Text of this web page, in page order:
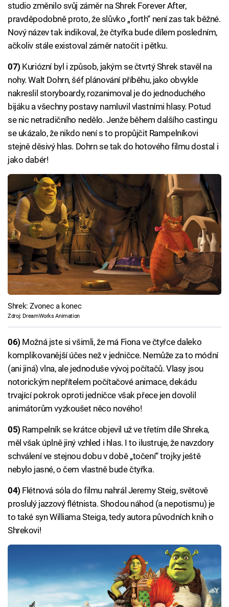
studio změnilo svůj záměr na Shrek Forever After,
pravděpodobně proto, že slůvko „forth“ není zas tak běžné.
Nový název tak indikoval, že čtyřka bude dílem posledním,
ačkoliv stále existoval záměr natočit i pětku.
07) Kuriózní byl i způsob, jakým se čtvrtý Shrek stavěl na
nohy. Walt Dohrn, šéf plánování příběhu, jako obvykle
nakreslil storyboardy, rozanimoval je do jednoduchého
bijáku a všechny postavy namluvil vlastními hlasy. Potud
se nic netradičního nedělo. Jenže během dalšího castingu
se ukázalo, že nikdo není s to propůjčit Rampelníkovi
stejně děsivý hlas. Dohrn se tak do hotového filmu dostal i
jako dabér!
Shrek: Zvonec a konec
Zdroj: DreamWorks Animation
06) Možná jste si všimli, že má Fiona ve čtyřce daleko
komplikovanější účes než v jedničce. Nemůže za to módní
(ani jiná) vlna, ale jednoduše vývoj počítačů. Vlasy jsou
notorickým nepřítelem počítačové animace, dekádu
trvající pokrok oproti jedničce však přece jen dovolil
animátorům vyzkoušet něco nového!
05) Rampelník se krátce objevil už ve třetím díle Shreka,
měl však úplně jiný vzhled i hlas. I to ilustruje, že navzdory
schválení ve stejnou dobu v době „točení“ trojky ještě
nebylo jasné, o čem vlastně bude čtyřka.
04) Flétnová sóla do filmu nahrál Jeremy Steig, světově
proslulý jazzový flétnista. Shodou náhod (a nepotismu) je
to také syn Williama Steiga, tedy autora původních knih o
Shrekovi!